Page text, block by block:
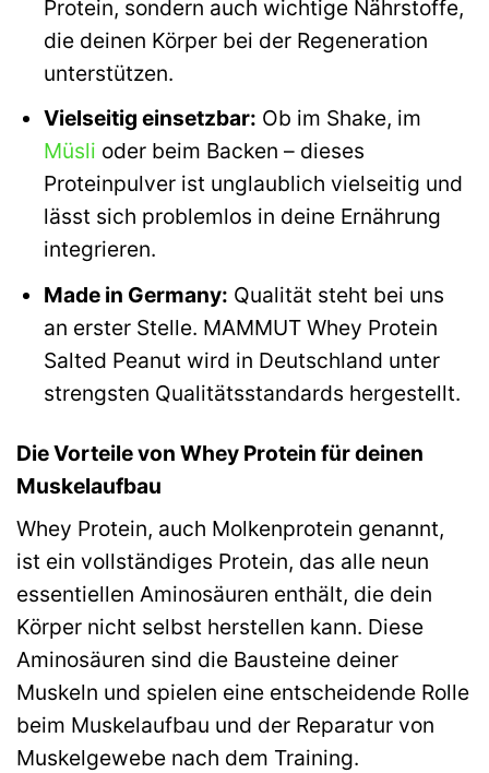
Protein, sondern auch wichtige Nährstoffe,
die deinen Körper bei der Regeneration
unterstützen.
Vielseitig einsetzbar: Ob im Shake, im
Müsli oder beim Backen – dieses
Proteinpulver ist unglaublich vielseitig und
lässt sich problemlos in deine Ernährung
integrieren.
Made in Germany: Qualität steht bei uns
an erster Stelle. MAMMUT Whey Protein
Salted Peanut wird in Deutschland unter
strengsten Qualitätsstandards hergestellt.
Die Vorteile von Whey Protein für deinen
Muskelaufbau
Whey Protein, auch Molkenprotein genannt,
ist ein vollständiges Protein, das alle neun
essentiellen Aminosäuren enthält, die dein
Körper nicht selbst herstellen kann. Diese
Aminosäuren sind die Bausteine deiner
Muskeln und spielen eine entscheidende Rolle
beim Muskelaufbau und der Reparatur von
Muskelgewebe nach dem Training.